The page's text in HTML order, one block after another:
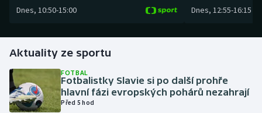
Futsal
Gymnastika
Házená
Dnes, 10:50-15:00 Dnes, 12:55-16:15
Aktuality ze sportu
FOTBAL
Fotbalistky Slavie si po další prohře
hlavní fázi evropských pohárů nezahrají
Před 5 hod